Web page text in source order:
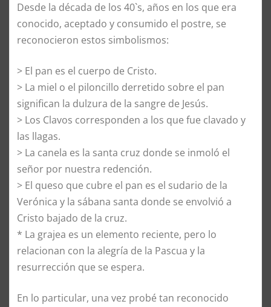
Desde la década de los 40`s, años en los que era
conocido, aceptado y consumido el postre, se
reconocieron estos simbolismos:
> El pan es el cuerpo de Cristo.
> La miel o el piloncillo derretido sobre el pan
significan la dulzura de la sangre de Jesús.
> Los Clavos corresponden a los que fue clavado y
las llagas.
> La canela es la santa cruz donde se inmoló el
señor por nuestra redención.
> El queso que cubre el pan es el sudario de la
Verónica y la sábana santa donde se envolvió a
Cristo bajado de la cruz.
* La grajea es un elemento reciente, pero lo
relacionan con la alegría de la Pascua y la
resurrección que se espera.
En lo particular, una vez probé tan reconocido